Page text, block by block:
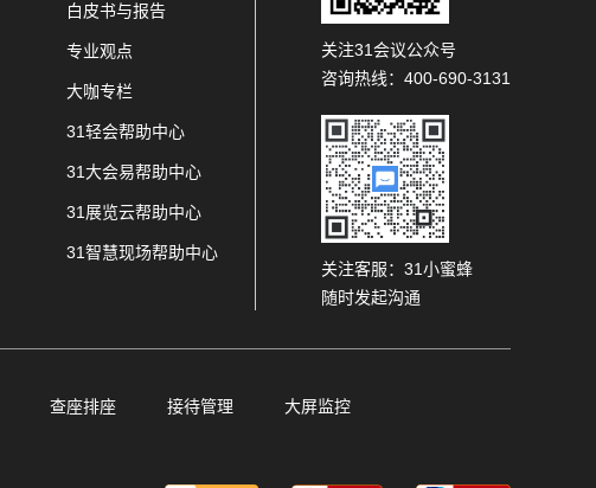
白皮书与报告
专业观点
大咖专栏
31轻会帮助中心
31大会易帮助中心
31展览云帮助中心
31智慧现场帮助中心
关注31会议公众号
咨询热线：400-690-3131
关注客服：31小蜜蜂
随时发起沟通
查座排座 接待管理 大屏监控